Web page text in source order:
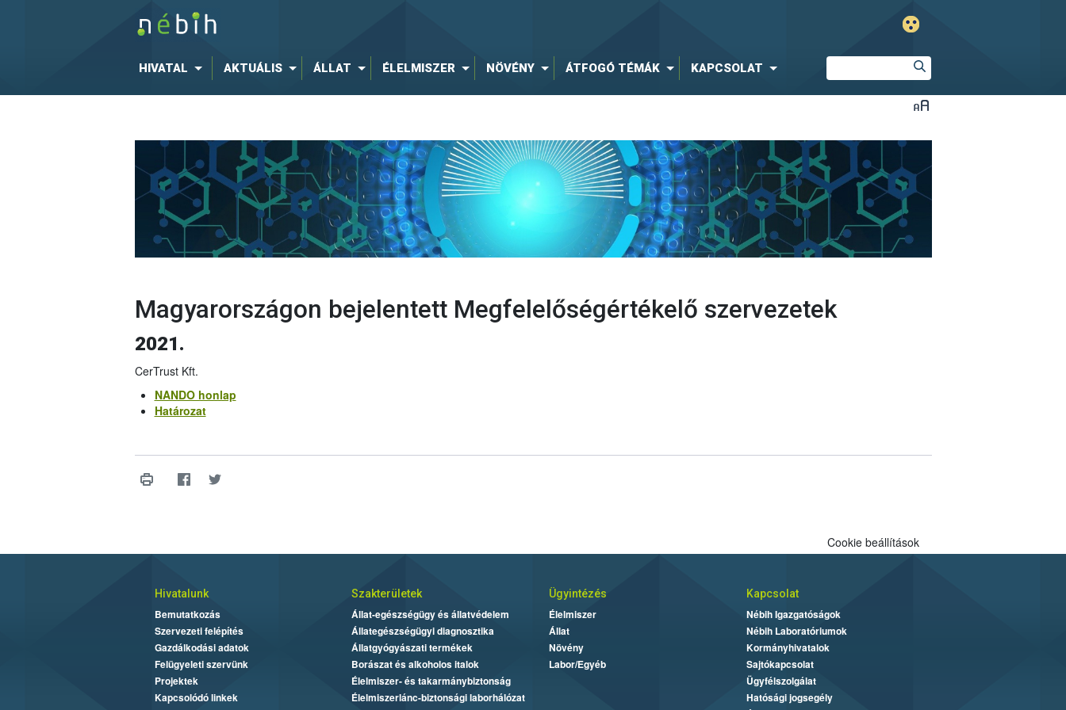
HIVATAL AKTUÁLIS ÁLLAT ÉLELMISZER NÖVÉNY ÁTFOGÓ TÉMÁK KAPCSOLAT
Magyarországon bejelentett Megfelelőségértékelő szervezetek
2021.
CerTrust Kft.
NANDO honlap
Határozat
Cookie beállítások
Hivatalunk
Bemutatkozás
Szervezeti felépítés
Gazdálkodási adatok
Felügyeleti szervünk
Projektek
Kapcsolódó linkek
Szakterületek
Állat-egészségügy és állatvédelem
Állategészségügyi diagnosztika
Állatgyógyászati termékek
Borászat és alkoholos italok
Élelmiszer- és takarmánybiztonság
Élelmiszerlánc-biztonsági laborhálózat
Ügyintézés
Élelmiszer
Állat
Növény
Labor/Egyéb
Kapcsolat
Nébih Igazgatóságok
Nébih Laboratóriumok
Kormányhivatalok
Sajtókapcsolat
Ügyfélszolgálat
Hatósági jogsegély